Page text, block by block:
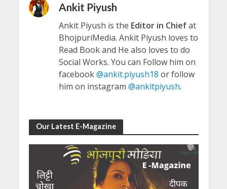
Ankit Piyush
Ankit Piyush is the Editor in Chiefat
BhojpuriMedia. Ankit Piyush loves to
Read Book and He also loves to do
Social Works. You can Follow him on
facebook@ankit.piyush18 or follow
him on instagram @ankitpiyush.
Our Latest E-Magazine